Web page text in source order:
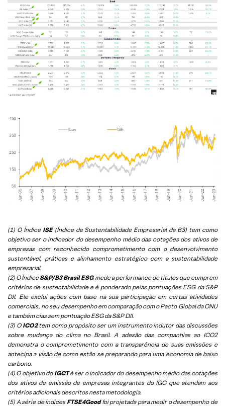
(1) O Índice ISE(Índice de Sustentabilidade Empresarial da B3) tem como
objetivo ser o indicador do desempenho médio das cotações dos ativos de
empresas com reconhecido comprometimento com o desenvolvimento
sustentável, práticas e alinhamento estratégico com a sustentabilidade
empresarial.
(2) O ÍndiceS&P/B3 Brasil ESGmede a performance de títulos que cumprem
critérios de sustentabilidade e é ponderado pelas pontuações ESG da S&P
DJI. Ele exclui ações com base na sua participação em certas atividades
comerciais, no seu desempenho em comparação com o Pacto Global da ONU
e também cias sem pontuação ESG da S&P DJI.
(3) O ICO2tem como propósito ser um instrumento indutor das discussões
sobre mudança do clima no Brasil. A adesão das companhias ao ICO2
demonstra o comprometimento com a transparência de suas emissões e
antecipa a visão de como estão se preparando para uma economia de baixo
carbono.
(4) O objetivo do IGCTé ser o indicador do desempenho médio das cotações
dos ativos de emissão de empresas integrantes do IGC que atendam aos
critérios adicionais descritos nesta metodologia.
(5) A série de índices FTSE4Goodfoi projetada para medir o desempenho de